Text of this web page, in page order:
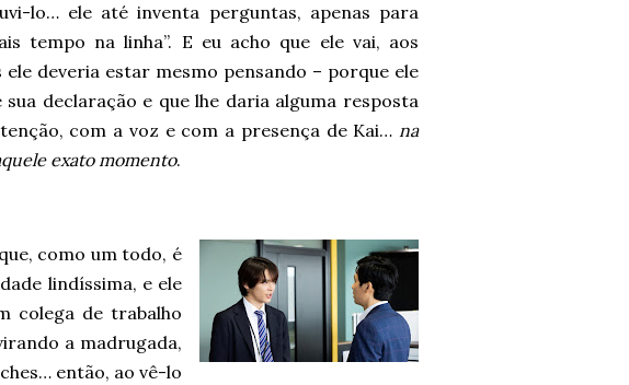
lo… ele até inventa perguntas, apenas para
tempo na linha”. E eu acho que ele vai, aos
deveria estar mesmo pensando – porque ele
declaração e que lhe daria alguma resposta
com a voz e com a presença de Kai… na
exato momento.
como um todo, é
lindíssima, e ele
colega de trabalho
a madrugada,
então, ao vê-lo